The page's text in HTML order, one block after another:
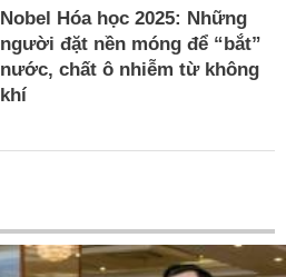
Nobel Hóa học 2025: Những
người đặt nền móng để “bắt”
nước, chất ô nhiễm từ không
khí